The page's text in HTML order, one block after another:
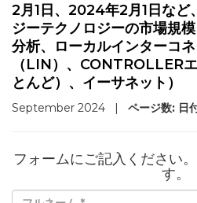
2月1日、2024年2月1日など
ジーテクノロジーの市場規
分析、ローカルインターコ
（LIN）、CONTROLLER
とんど）、イーサネット）
September 2024 | ページ数: 日
フォームにご記入ください
す。